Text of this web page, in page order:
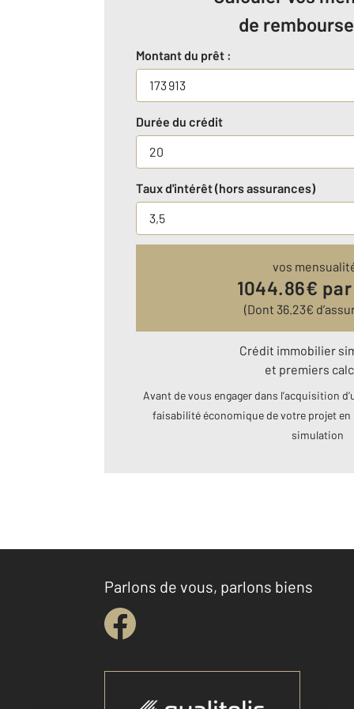
de
Montant du prêt :
Durée du crédit
Taux d'intérêt (hors assurances)
vos
1044.86€
(Dont 36.23€
Crédit immobilier
et premiers
Avant de vous engager dans l’acquisition
faisabilité économique de votre projet
simulation
Parlons de vous, parlons biens